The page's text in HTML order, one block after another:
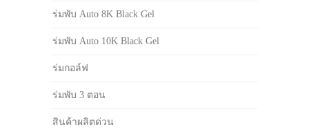
ร่มพับ Auto 8K Black Gel
ร่มพับ Auto 10K Black Gel
ร่มกอล์ฟ
ร่มพับ 3 ตอน
สินค้าผลิตด่วน